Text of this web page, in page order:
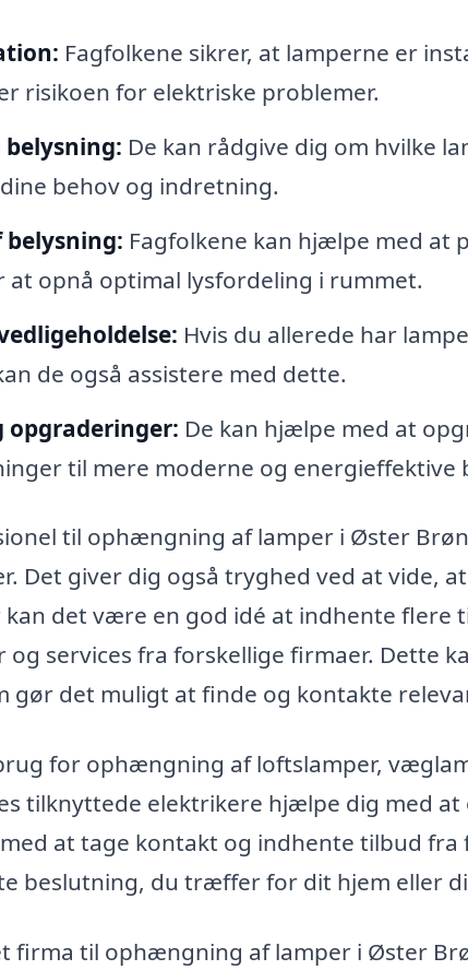
Fagfolkene sikrer, at lamperne er
risikoen for elektriske problemer.
De kan rådgive dig om hvilke
behov og indretning.
Fagfolkene kan hjælpe med at
at opnå optimal lysfordeling i rummet.
Hvis du allerede har
de også assistere med dette.
opgraderinger: De kan hjælpe med at
til mere moderne og energieffektive
til ophængning af lamper i Øster
Det giver dig også tryghed ved at vide,
det være en god idé at indhente flere
og services fra forskellige firmaer. Dette
gør det muligt at finde og kontakte
for ophængning af loftslamper,
tilknyttede elektrikere hjælpe dig med at
at tage kontakt og indhente tilbud
beslutning, du træffer for dit hjem eller
firma til ophængning af lamper i Øster